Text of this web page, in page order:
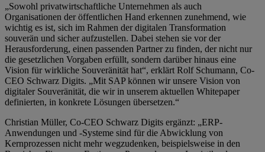
„Sowohl privatwirtschaftliche Unternehmen als auch
Organisationen der öffentlichen Hand erkennen zunehmend, wie
wichtig es ist, sich im Rahmen der digitalen Transformation
souverän und sicher aufzustellen. Dabei stehen sie vor der
Herausforderung, einen passenden Partner zu finden, der nicht nur
die gesetzlichen Vorgaben erfüllt, sondern darüber hinaus eine
Vision für wirkliche Souveränität hat“, erklärt Rolf Schumann, Co-
CEO Schwarz Digits. „Mit SAP können wir unsere Vision von
digitaler Souveränität, die wir in unserem aktuellen Whitepaper
definierten, in konkrete Lösungen übersetzen.“
Christian Müller, Co-CEO Schwarz Digits ergänzt: „ERP-
Anwendungen und -Systeme sind für die Abwicklung von
Kernprozessen nicht mehr wegzudenken, beispielsweise in den